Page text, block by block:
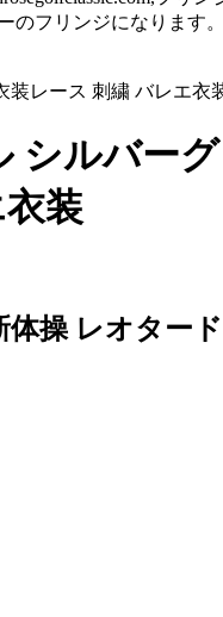
フリンジになります。
ルバー
装
操 レオター